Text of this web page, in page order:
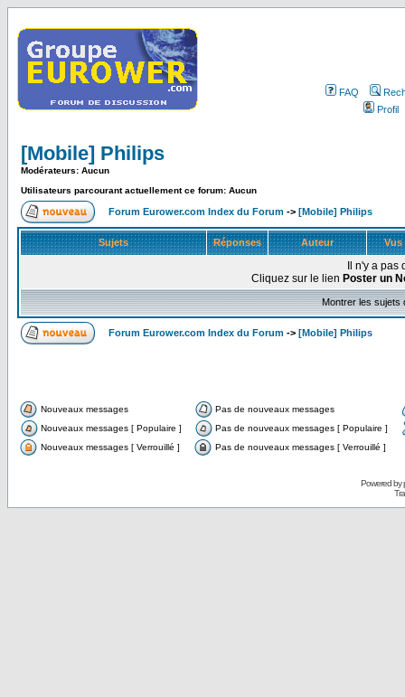
FAQ
Profil
[Mobile] Philips
Modérateurs: Aucun
Utilisateurs parcourant actuellement ce forum: Aucun
Forum Eurower.com Index du Forum -> [Mobile] Philips
Sujets Réponses Auteur Vus
Il n'y a
Cliquez sur le lien Poster un
Montrer les sujets
Forum Eurower.com Index du Forum -> [Mobile] Philips
Nouveaux messages
Pas de nouveaux messages
Nouveaux messages [ Populaire ]
Pas de nouveaux messages [ Populaire ]
Nouveaux messages [ Verrouillé ]
Pas de nouveaux messages [ Verrouillé ]
Powered by